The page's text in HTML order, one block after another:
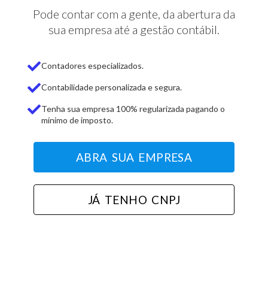
Pode contar com a gente, da abertura da
sua empresa até a gestão contábil.
Contadores especializados.
Contabilidade personalizada e segura.
Tenha sua empresa 100% regularizada pagando o
mínimo de imposto.
ABRA SUA EMPRESA
JÁ TENHO CNPJ